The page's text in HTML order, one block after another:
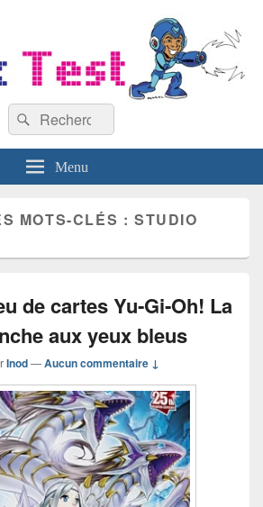
Recherche :
Rechercher
Menu
MOTS-CLÉS :STUDIO
de cartes Yu‑Gi‑Oh! La
aux yeux bleus
Inod—Aucun commentaire ↓